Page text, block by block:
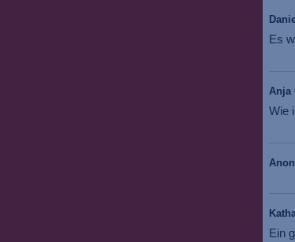
Es
Anja
Wie
Ein